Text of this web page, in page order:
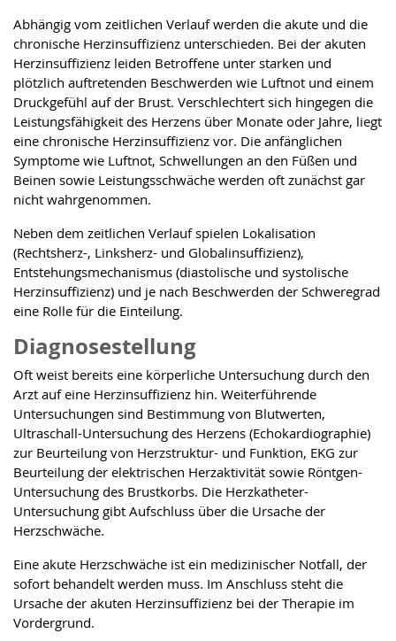
Abhängig vom zeitlichen Verlauf werden die akute und die
chronische Herzinsuffizienz unterschieden. Bei der akuten
Herzinsuffizienz leiden Betroffene unter starken und
plötzlich auftretenden Beschwerden wie Luftnot und einem
Druckgefühl auf der Brust. Verschlechtert sich hingegen die
Leistungsfähigkeit des Herzens über Monate oder Jahre, liegt
eine chronische Herzinsuffizienz vor. Die anfänglichen
Symptome wie Luftnot, Schwellungen an den Füßen und
Beinen sowie Leistungsschwäche werden oft zunächst gar
nicht wahrgenommen.
Neben dem zeitlichen Verlauf spielen Lokalisation
(Rechtsherz-, Linksherz- und Globalinsuffizienz),
Entstehungsmechanismus (diastolische und systolische
Herzinsuffizienz) und je nach Beschwerden der Schweregrad
eine Rolle für die Einteilung.
Diagnosestellung
Oft weist bereits eine körperliche Untersuchung durch den
Arzt auf eine Herzinsuffizienz hin. Weiterführende
Untersuchungen sind Bestimmung von Blutwerten,
Ultraschall-Untersuchung des Herzens (Echokardiographie)
zur Beurteilung von Herzstruktur- und Funktion, EKG zur
Beurteilung der elektrischen Herzaktivität sowie Röntgen-
Untersuchung des Brustkorbs. Die Herzkatheter-
Untersuchung gibt Aufschluss über die Ursache der
Herzschwäche.
Eine akute Herzschwäche ist ein medizinischer Notfall, der
sofort behandelt werden muss. Im Anschluss steht die
Ursache der akuten Herzinsuffizienz bei der Therapie im
Vordergrund.